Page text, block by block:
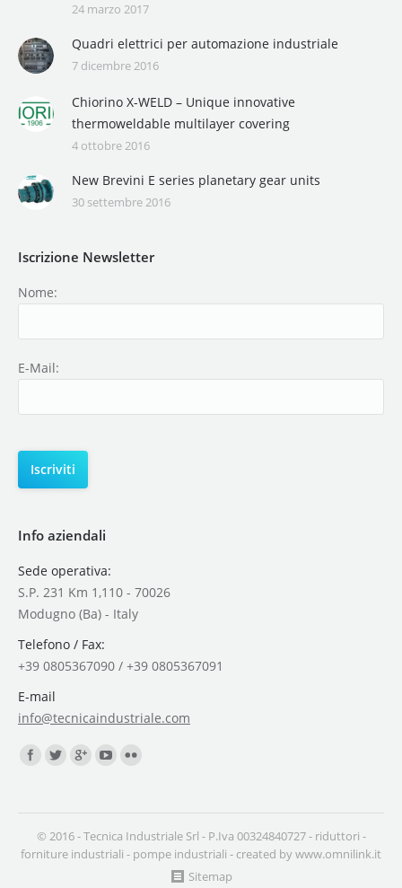
24 marzo 2017
Quadri elettrici per automazione industriale
7 dicembre 2016
Chiorino X-WELD – Unique innovative
thermoweldable multilayer covering
4 ottobre 2016
New Brevini E series planetary gear units
30 settembre 2016
Iscrizione Newsletter
Nome:
E-Mail:
Info aziendali
Sede operativa:
S.P. 231 Km 1,110 - 70026
Modugno (Ba) - Italy
Telefono / Fax:
+39 0805367090 / +39 0805367091
E-mail
info@tecnicaindustriale.com
Find us on:
© 2016 - Tecnica Industriale Srl - P.Iva 00324840727 - riduttori -
forniture industriali - pompe industriali - created bywww.omnilink.it
Sitemap